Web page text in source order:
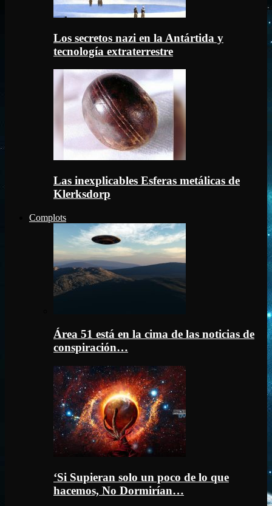
Los secretos nazi en la Antártida y
tecnología extraterrestre
Las inexplicables Esferas metálicas de
Klerksdorp
Complots
Área 51 está en la cima de las noticias de
conspiración…
‘Si Supieran solo un poco de lo que
hacemos, No Dormirían…